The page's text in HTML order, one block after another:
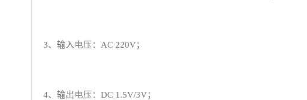
3、输入电压：AC 220V；
4、输出电压：DC 1.5V/3V；